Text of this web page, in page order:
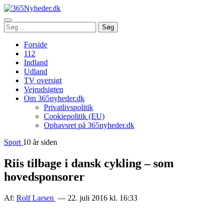
Åbn
menu
Søg
efter:
Søg
Forside
112
Indland
Udland
TV oversigt
Vejrudsigten
Om 365nyheder.dk
Privatlivspolitik
Cookiepolitik (EU)
Ophavsret på 365nyheder.dk
Sport 10 år siden
Riis tilbage i dansk cykling – som
hovedsponsorer
Af: Rolf Larsen — 22. juli 2016 kl. 16:33